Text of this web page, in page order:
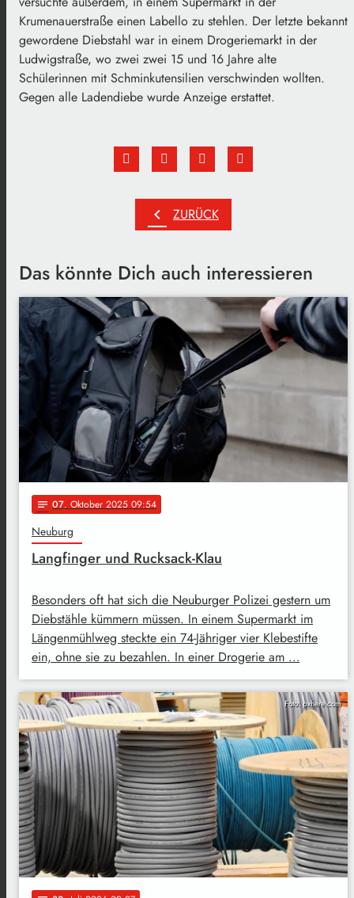
Krumenauerstraße einen Labello zu stehlen. Der letzte bekannt
gewordene Diebstahl war in einem Drogeriemarkt in der
Ludwigstraße, wo zwei zwei 15 und 16 Jahre alte
Schülerinnen mit Schminkutensilien verschwinden wollten.
Gegen alle Ladendiebe wurde Anzeige erstattet.
chevron_left ZURÜCK
Das könnte Dich auch interessieren
notes 07. Oktober 2025 09:54
Neuburg
Langfinger und Rucksack-Klau
Besonders oft hat sich die Neuburger Polizei gestern um
Diebstähle kümmern müssen. In einem Supermarkt im
Längenmühlweg steckte ein 74-Jähriger vier Klebestifte
ein, ohne sie zu bezahlen. In einer Drogerie am …
Foto: pxhere.com